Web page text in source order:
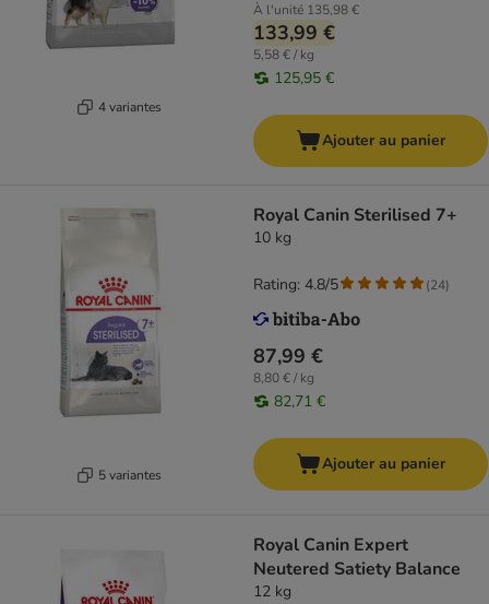
4 variantes
À l'unité 135,98 €
133,99 €
5,58 € / kg
125,95 €
Ajouter au panier
5 variantes
Royal Canin Sterilised 7+
10 kg
87,99 €
8,80 € / kg
82,71 €
Rating: 4.8/5 (24)
Ajouter au panier
Royal Canin Expert
Neutered Satiety Balance
12 kg